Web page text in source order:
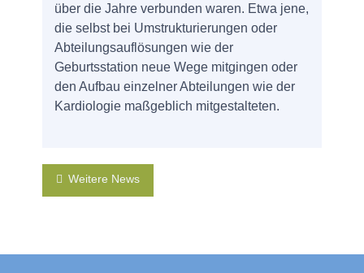
über die Jahre verbunden waren. Etwa jene,
die selbst bei Umstrukturierungen oder
Abteilungsauflösungen wie der
Geburtsstation neue Wege mitgingen oder
den Aufbau einzelner Abteilungen wie der
Kardiologie maßgeblich mitgestalteten.
Weitere News